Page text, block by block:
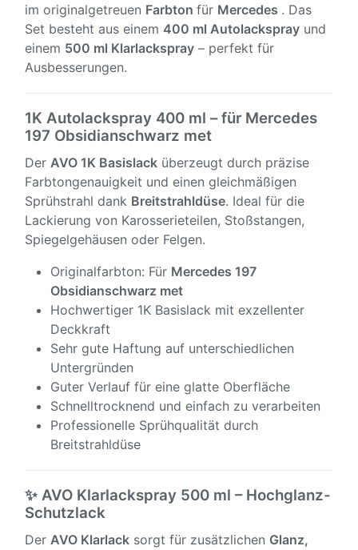
im originalgetreuen Farbton für Mercedes . Das
Set besteht aus einem 400 ml Autolackspray und
einem 500 ml Klarlackspray – perfekt für
Ausbesserungen.
1K Autolackspray 400 ml – für Mercedes
197 Obsidianschwarz met
Der AVO 1K Basislack überzeugt durch präzise
Farbtongenauigkeit und einen gleichmäßigen
Sprühstrahl dank Breitstrahldüse. Ideal für die
Lackierung von Karosserieteilen, Stoßstangen,
Spiegelgehäusen oder Felgen.
Originalfarbton: Für Mercedes 197
Obsidianschwarz met
Hochwertiger 1K Basislack mit exzellenter
Deckkraft
Sehr gute Haftung auf unterschiedlichen
Untergründen
Guter Verlauf für eine glatte Oberfläche
Schnelltrocknend und einfach zu verarbeiten
Professionelle Sprühqualität durch
Breitstrahldüse
✨ AVO Klarlackspray 500 ml – Hochglanz-
Schutzlack
Der AVO Klarlack sorgt für zusätzlichen Glanz,